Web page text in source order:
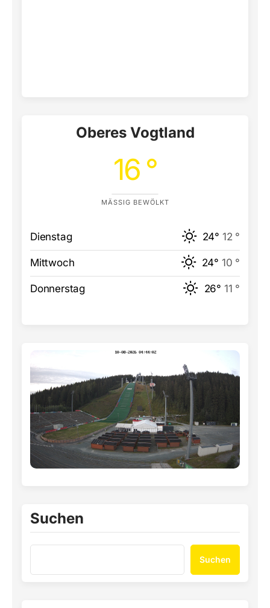
Oberes Vogtland
16 °
MÄSSIG BEWÖLKT
Dienstag 24° 12 °
Mittwoch 24° 10 °
Donnerstag 26° 11 °
Suchen
Suchen